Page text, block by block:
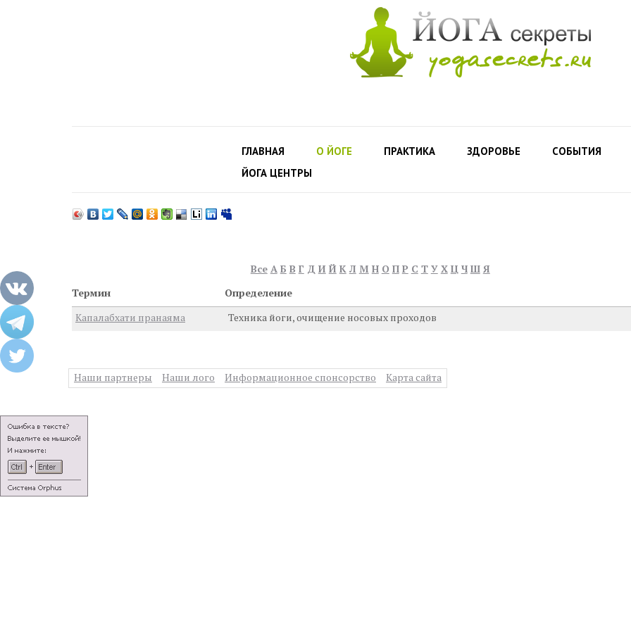
ГЛАВНАЯ О ЙОГЕ ПРАКТИКА ЗДОРОВЬЕ
СОБЫТИЯ
ЙОГА ЦЕНТРЫ
Все А Б В Г Д И Й К Л М Н О П Р С Т У Х Ц Ч Ш Я
Термин
Определение
Капалабхати пранаяма
Техника йоги, очищение носовых проходов
Наши партнеры Наши лого Информационное спонсорство Карта сайта